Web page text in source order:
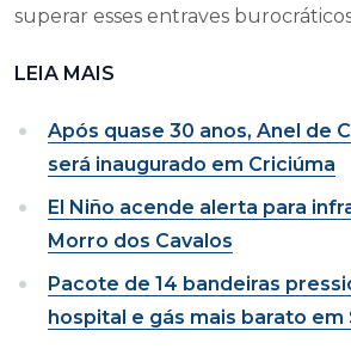
superar esses entraves
LEIA MAIS
Após quase 30 anos, Anel de
será inaugurado em Criciúma
El Niño acende alerta para
Morro dos Cavalos
Pacote de 14 bandeiras
hospital e gás mais barato em